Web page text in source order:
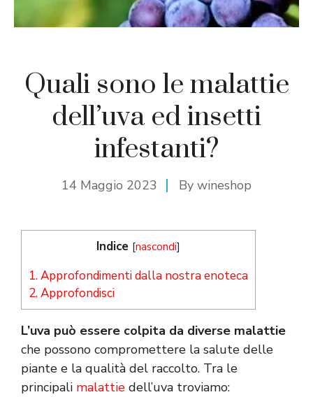
Quali sono le malattie
dell’uva ed insetti
infestanti?
14 Maggio 2023 By wineshop
Indice [nascondi]
1.Approfondimenti dalla nostra enoteca
2.Approfondisci
L’uva può essere colpita da diverse malattie
che possono compromettere la salute delle
piante e la qualità del raccolto. Tra le
principali malattie dell’uva troviamo: